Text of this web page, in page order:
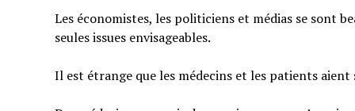
Les économistes, les politiciens et médias se sont
seules issues envisageables.
Il est étrange que les médecins et les patients aient